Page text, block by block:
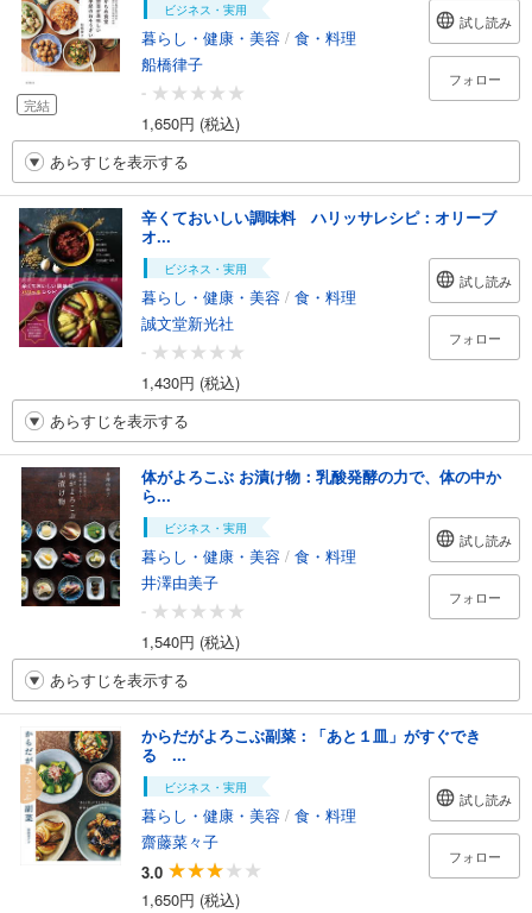
完結
ビジネス・実用
暮らし・健康・美容 / 食・料理
船橋律子
-
1,650円 (税込)
試し読み
フォロー
あらすじを表示する
辛くておいしい調味料 ハリッサレシピ：オリーブ
オ...
ビジネス・実用
暮らし・健康・美容 / 食・料理
誠文堂新光社
-
1,430円 (税込)
試し読み
フォロー
あらすじを表示する
体がよろこぶ お漬け物：乳酸発酵の力で、体の中か
ら...
ビジネス・実用
暮らし・健康・美容 / 食・料理
井澤由美子
-
1,540円 (税込)
試し読み
フォロー
あらすじを表示する
からだがよろこぶ副菜：「あと１皿」がすぐでき
る ...
ビジネス・実用
暮らし・健康・美容 / 食・料理
齋藤菜々子
3.0
1,650円 (税込)
試し読み
フォロー